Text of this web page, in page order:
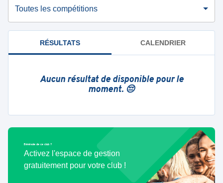
Toutes les compétitions
RÉSULTATS CALENDRIER
Aucun résultat de disponible pour le
moment. 😔
Bénévole de ce club ?
Activez l'espace de gestion
gratuitement pour votre club !